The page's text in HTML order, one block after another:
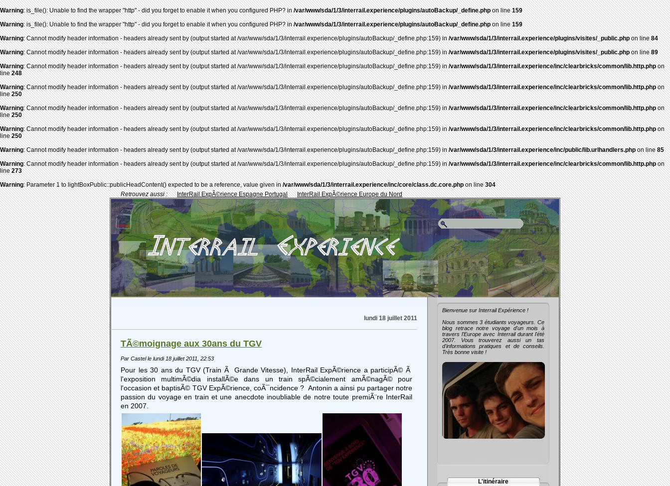
Warning: is_file(): Unable to find the wrapper "http" - did you forget to enable it when you configured PHP? in/var/www/sda/1/3/interrail.experience/plugins/autoBackup/_define.phpon line159
Warning: is_file(): Unable to find the wrapper "http" - did you forget to enable it when you configured PHP? in/var/www/sda/1/3/interrail.experience/plugins/autoBackup/_define.phpon line159
Warning: Cannot modify header information - headers already sent by (output started at /var/www/sda/1/3/interrail.experience/plugins/autoBackup/_define.php:159) in/var/www/sda/1/3/interrail.experience/plugins/visites/_public.phpon line84
Warning: Cannot modify header information - headers already sent by (output started at /var/www/sda/1/3/interrail.experience/plugins/autoBackup/_define.php:159) in/var/www/sda/1/3/interrail.experience/plugins/visites/_public.phpon line89
Warning: Cannot modify header information - headers already sent by (output started at /var/www/sda/1/3/interrail.experience/plugins/autoBackup/_define.php:159) in/var/www/sda/1/3/interrail.experience/inc/clearbricks/common/lib.http.phpon
line248
Warning: Cannot modify header information - headers already sent by (output started at /var/www/sda/1/3/interrail.experience/plugins/autoBackup/_define.php:159) in/var/www/sda/1/3/interrail.experience/inc/clearbricks/common/lib.http.phpon
line250
Warning: Cannot modify header information - headers already sent by (output started at /var/www/sda/1/3/interrail.experience/plugins/autoBackup/_define.php:159) in/var/www/sda/1/3/interrail.experience/inc/clearbricks/common/lib.http.phpon
line250
Warning: Cannot modify header information - headers already sent by (output started at /var/www/sda/1/3/interrail.experience/plugins/autoBackup/_define.php:159) in/var/www/sda/1/3/interrail.experience/inc/clearbricks/common/lib.http.phpon
line250
Warning: Cannot modify header information - headers already sent by (output started at /var/www/sda/1/3/interrail.experience/plugins/autoBackup/_define.php:159) in/var/www/sda/1/3/interrail.experience/inc/public/lib.urlhandlers.phpon line85
Warning: Cannot modify header information - headers already sent by (output started at /var/www/sda/1/3/interrail.experience/plugins/autoBackup/_define.php:159) in/var/www/sda/1/3/interrail.experience/inc/clearbricks/common/lib.http.phpon
line273
Warning: Parameter 1 to lightBoxPublic::publicHeadContent() expected to be a reference, value given in/var/www/sda/1/3/interrail.experience/inc/core/class.dc.core.phpon line304
Retrouvez aussi :
InterRail ExpÃ©rience Espagne Portugal InterRail ExpÃ©rience Europe du Nord
lundi 18 juillet 2011
TÃ©moignage aux 30ans du TGV
Par Castel le lundi 18 juillet 2011, 22:53
Pour les 30 ans du TGV (Train Ã Grande Vitesse), InterRail ExpÃ©rience a participÃ© Ã
l'exposition multimÃ©dia installÃ©e dans un train spÃ©cialement amÃ©nagÃ© pour
l'occasion et baptisÃ© TGV ExpÃ©rience, coÃ¯ncidence ? Antonin a ainsi pu partager notre
passion du voyage en train et une anecdote inoubliable de notre toute premiÃ¨re InterRail
en 2007.
Bienvenue sur Interrail Expérience !
Nous sommes 3 étudiants voyageurs. Ce
blog retrace notre voyage d'un mois à
travers l'Europe avec Interrail durant l'été
2007. Vous trouverez aussi un tas
d'informations pratiques et de conseils.
Très bonne visite !
L'itinéraire